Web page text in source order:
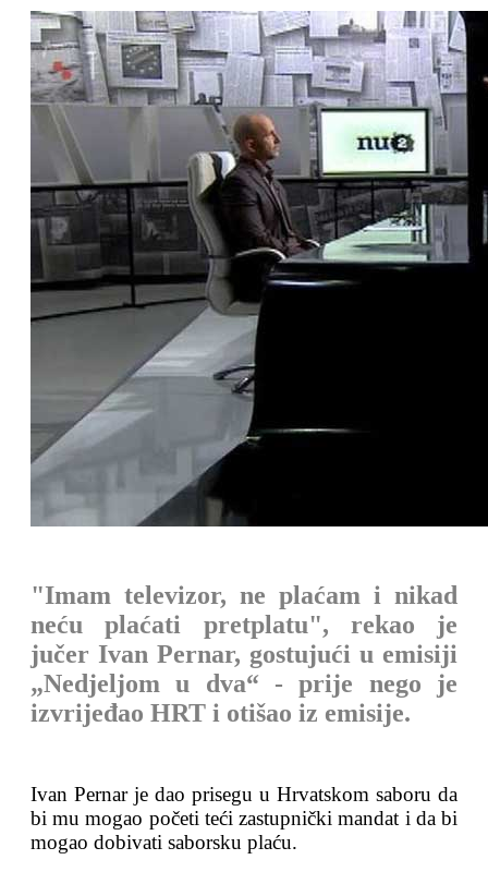
"Imam televizor, ne plaćam i nikad
neću plaćati pretplatu", rekao je
jučer Ivan Pernar, gostujući u emisiji
„Nedjeljom u dva“ - prije nego je
izvrijeđao HRT i otišao iz emisije.
Ivan Pernar je dao prisegu u Hrvatskom saboru da
bi mu mogao početi teći zastupnički mandat i da bi
mogao dobivati saborsku plaću.